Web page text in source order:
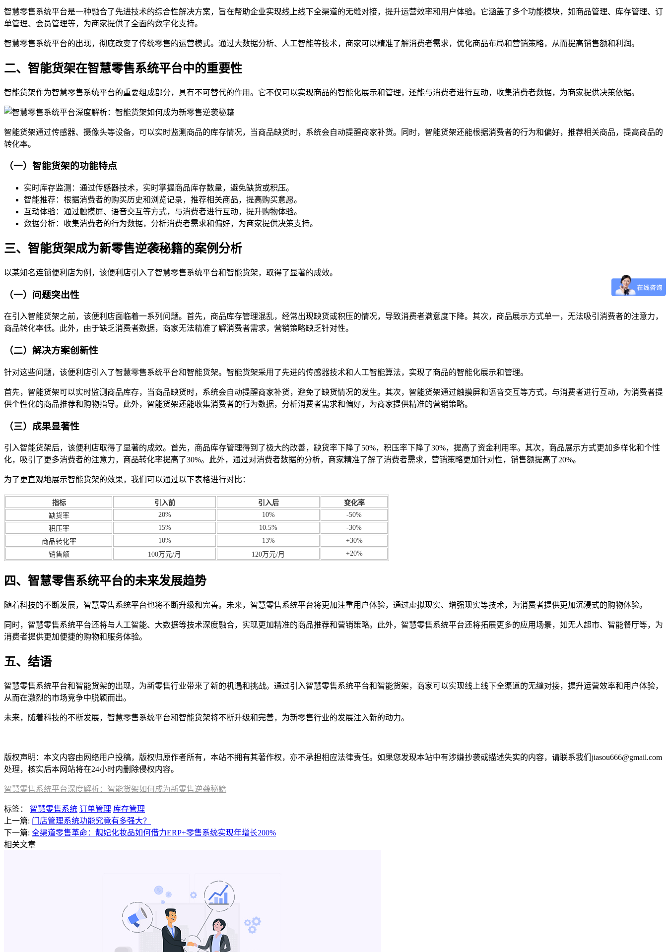
智慧零售系统平台是一种融合了先进技术的综合性解决方案，旨在帮助企业实现线上线下全渠道的无缝对接，提升运营效率和用户体验。它涵盖了多个功能模块，如商品管理、库存管理、订
单管理、会员管理等，为商家提供了全面的数字化支持。
智慧零售系统平台的出现，彻底改变了传统零售的运营模式。通过大数据分析、人工智能等技术，商家可以精准了解消费者需求，优化商品布局和营销策略，从而提高销售额和利润。
二、智能货架在智慧零售系统平台中的重要性
智能货架作为智慧零售系统平台的重要组成部分，具有不可替代的作用。它不仅可以实现商品的智能化展示和管理，还能与消费者进行互动，收集消费者数据，为商家提供决策依据。
智能货架通过传感器、摄像头等设备，可以实时监测商品的库存情况，当商品缺货时，系统会自动提醒商家补货。同时，智能货架还能根据消费者的行为和偏好，推荐相关商品，提高商品的
转化率。
（一）智能货架的功能特点
实时库存监测：通过传感器技术，实时掌握商品库存数量，避免缺货或积压。
智能推荐：根据消费者的购买历史和浏览记录，推荐相关商品，提高购买意愿。
互动体验：通过触摸屏、语音交互等方式，与消费者进行互动，提升购物体验。
数据分析：收集消费者的行为数据，分析消费者需求和偏好，为商家提供决策支持。
三、智能货架成为新零售逆袭秘籍的案例分析
以某知名连锁便利店为例，该便利店引入了智慧零售系统平台和智能货架，取得了显著的成效。
（一）问题突出性
在引入智能货架之前，该便利店面临着一系列问题。首先，商品库存管理混乱，经常出现缺货或积压的情况，导致消费者满意度下降。其次，商品展示方式单一，无法吸引消费者的注意力，
商品转化率低。此外，由于缺乏消费者数据，商家无法精准了解消费者需求，营销策略缺乏针对性。
（二）解决方案创新性
针对这些问题，该便利店引入了智慧零售系统平台和智能货架。智能货架采用了先进的传感器技术和人工智能算法，实现了商品的智能化展示和管理。
首先，智能货架可以实时监测商品库存，当商品缺货时，系统会自动提醒商家补货，避免了缺货情况的发生。其次，智能货架通过触摸屏和语音交互等方式，与消费者进行互动，为消费者提
供个性化的商品推荐和购物指导。此外，智能货架还能收集消费者的行为数据，分析消费者需求和偏好，为商家提供精准的营销策略。
（三）成果显著性
引入智能货架后，该便利店取得了显著的成效。首先，商品库存管理得到了极大的改善，缺货率下降了50%，积压率下降了30%，提高了资金利用率。其次，商品展示方式更加多样化和个性
化，吸引了更多消费者的注意力，商品转化率提高了30%。此外，通过对消费者数据的分析，商家精准了解了消费者需求，营销策略更加针对性，销售额提高了20%。
为了更直观地展示智能货架的效果，我们可以通过以下表格进行对比：
指标 引入前 引入后
变化率
缺货率
20% 10%
-50%
积压率
15% 10.5%
-30%
商品转化率
10% 13%
+30%
销售额
100万元/月 120万元/月 +20%
四、智慧零售系统平台的未来发展趋势
随着科技的不断发展，智慧零售系统平台也将不断升级和完善。未来，智慧零售系统平台将更加注重用户体验，通过虚拟现实、增强现实等技术，为消费者提供更加沉浸式的购物体验。
同时，智慧零售系统平台还将与人工智能、大数据等技术深度融合，实现更加精准的商品推荐和营销策略。此外，智慧零售系统平台还将拓展更多的应用场景，如无人超市、智能餐厅等，为
消费者提供更加便捷的购物和服务体验。
五、结语
智慧零售系统平台和智能货架的出现，为新零售行业带来了新的机遇和挑战。通过引入智慧零售系统平台和智能货架，商家可以实现线上线下全渠道的无缝对接，提升运营效率和用户体验，
从而在激烈的市场竞争中脱颖而出。
未来，随着科技的不断发展，智慧零售系统平台和智能货架将不断升级和完善，为新零售行业的发展注入新的动力。
版权声明：本文内容由网络用户投稿，版权归原作者所有，本站不拥有其著作权，亦不承担相应法律责任。如果您发现本站中有涉嫌抄袭或描述失实的内容，请联系我们jiasou666@gmail.com
处理，核实后本网站将在24小时内删除侵权内容。
智慧零售系统平台深度解析：智能货架如何成为新零售逆袭秘籍
标签： 智慧零售系统 订单管理 库存管理
上一篇: 门店管理系统功能究竟有多强大？
下一篇: 全渠道零售革命：靓妃化妆品如何借力ERP+零售系统实现年增长200%
相关文章